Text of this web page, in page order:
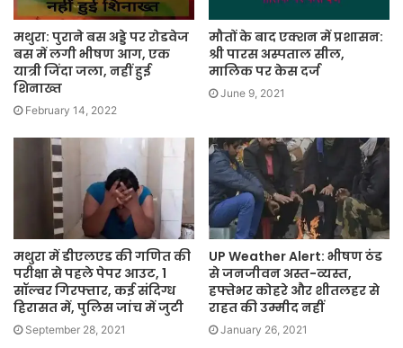
मथुरा: पुराने बस अड्डे पर रोडवेज
बस में लगी भीषण आग, एक
यात्री जिंदा जला, नहीं हुई
शिनाख्त
February 14, 2022
मौतों के बाद एक्शन में प्रशासन:
श्री पारस अस्पताल सील,
मालिक पर केस दर्ज
June 9, 2021
मथुरा में डीएलएड की गणित की
परीक्षा से पहले पेपर आउट, 1
सॉल्वर गिरफ्तार, कई संदिग्ध
हिरासत में, पुलिस जांच में जुटी
September 28, 2021
UP Weather Alert: भीषण ठंड
से जनजीवन अस्त-व्यस्त,
हफ्तेभर कोहरे और शीतलहर से
राहत की उम्मीद नहीं
January 26, 2021